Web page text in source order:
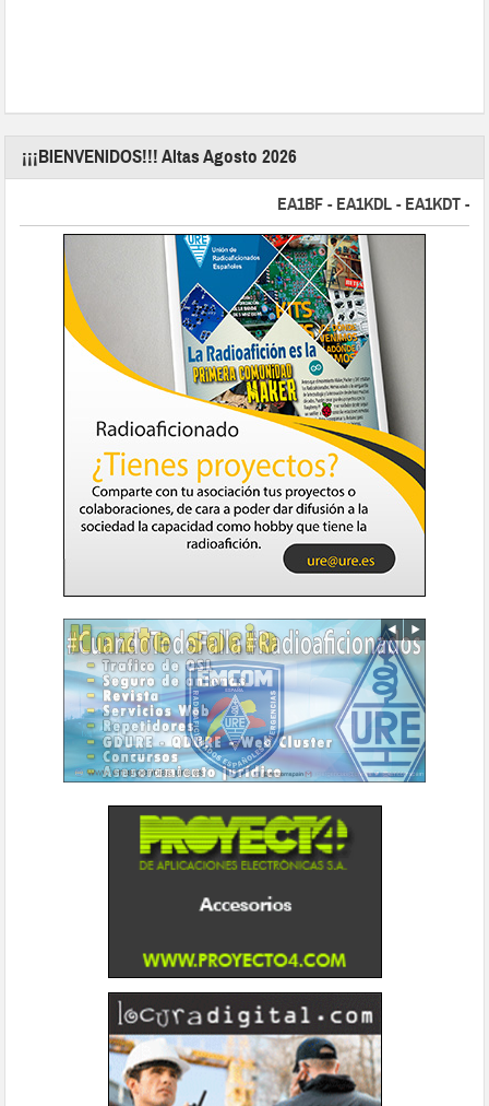
¡¡¡BIENVENIDOS!!! Altas Agosto 2026
EA1BF - EA1KDL - EA1KDT -